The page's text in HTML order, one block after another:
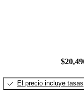
El precio incluye tasas